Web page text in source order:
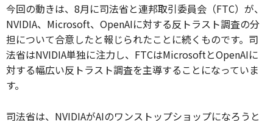
今回の動きは、8月に司法省と連邦取引委員会（FTC）が、
NVIDIA、Microsoft、OpenAIに対する反トラスト調査の分
担について合意したと報じられたことに続くものです。司
法省はNVIDIA単独に注力し、FTCはMicrosoftとOpenAIに
対する幅広い反トラスト調査を主導することになっていま
す。
司法省は、NVIDIAがAIのワンストップショップになろうと